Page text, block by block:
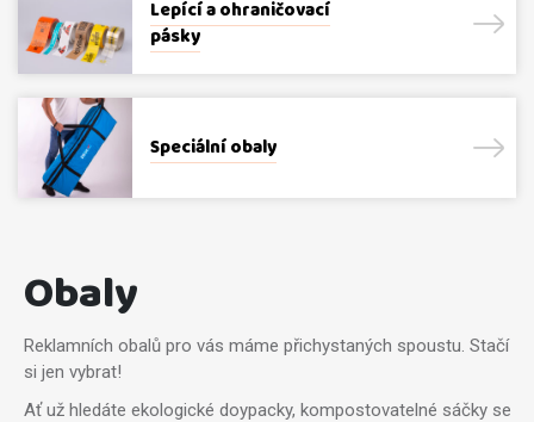
Lepící a ohraničovací
pásky
Speciální obaly
Obaly
Reklamních obalů pro vás máme přichystaných spoustu. Stačí
si jen vybrat!
Ať už hledáte ekologické doypacky, kompostovatelné sáčky se